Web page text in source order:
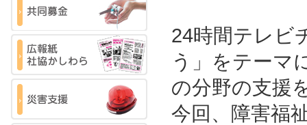
24時間テレビ
う」をテーマ
の分野の支援
今回、障害福